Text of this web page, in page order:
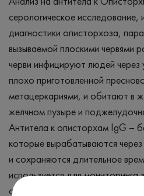
серологическое исследование,
диагностики описторхоза,
вызываемой плоскими червями
черви инфицируют людей через
плохо приготовленной
метацеркариями, и обитают в
желчном пузыре и
Антитела к описторхам IgG –
которые вырабатываются
и сохраняются длительное
используется для мониторинга
снижение уровня антител